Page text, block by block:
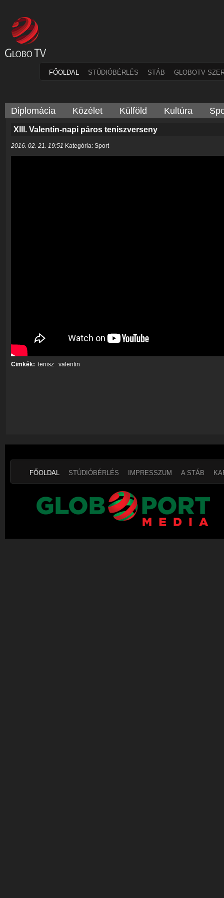
FŐOLDAL STÚDIÓBÉRLÉS STÁB GLOBOTV
Diplomácia Közélet Külföld Kultúra
XIII. Valentin-napi páros teniszverseny
2016. 02. 21. 19:51 Kategória: Sport
Cimkék: tenisz valentin
FŐOLDAL STÚDIÓBÉRLÉS IMPRESSZUM A STÁB